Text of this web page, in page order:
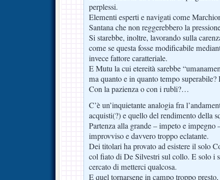
perplessi.
Elementi esperti e navigati come
Santana che non reggerebbero la
Si starebbe, inoltre, lavorando sulla
come se questa fosse modificabile
invece fattore caratteriale.
E Mutu la cui etereità sarebbe
ma quanto e in quanto tempo
Con la pazienza o con i rubli?…
C’è un’inquietante analogia fra
acquisti(?) e quello del rendimento della
Partenza alla grande – impeto e impegno
improvviso e davvero troppo eclatante.
Dei titolari ha provato ad esistere il solo
col fiato di De Silvestri sul collo. E solo i
cercato di metterci qualcosa.
E quel tornarsene in campo troppo